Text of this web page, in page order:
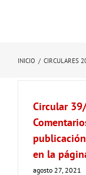
INICIO / CIRCULARES
Circular
en la
agosto 27, 2021